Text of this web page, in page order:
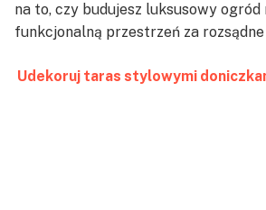
na to, czy budujesz luksusowy ogród
funkcjonalną przestrzeń za
Udekoruj taras stylowymi